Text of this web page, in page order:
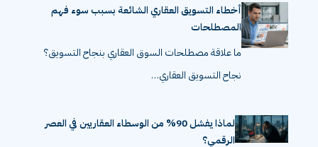
أخطاء التسويق العقاري الشائعة بسبب سوء فهم
المصطلحات
ما علاقة مصطلحات السوق العقاري بنجاح التسويق؟
نجاح التسويق العقاري…
لماذا يفشل 90% من الوسطاء العقاريين في العصر
الرقمي؟